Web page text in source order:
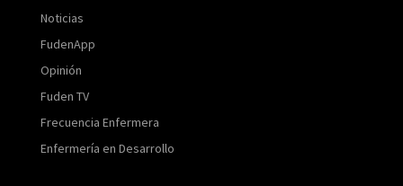
Noticias
FudenApp
Opinión
Fuden TV
Frecuencia Enfermera
Enfermería en Desarrollo